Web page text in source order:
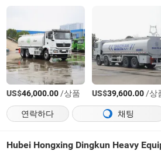
US$46,000.00/상품 US$39,600.00/상
연락하다
채팅
Hubei Hongxing Dingkun Heavy